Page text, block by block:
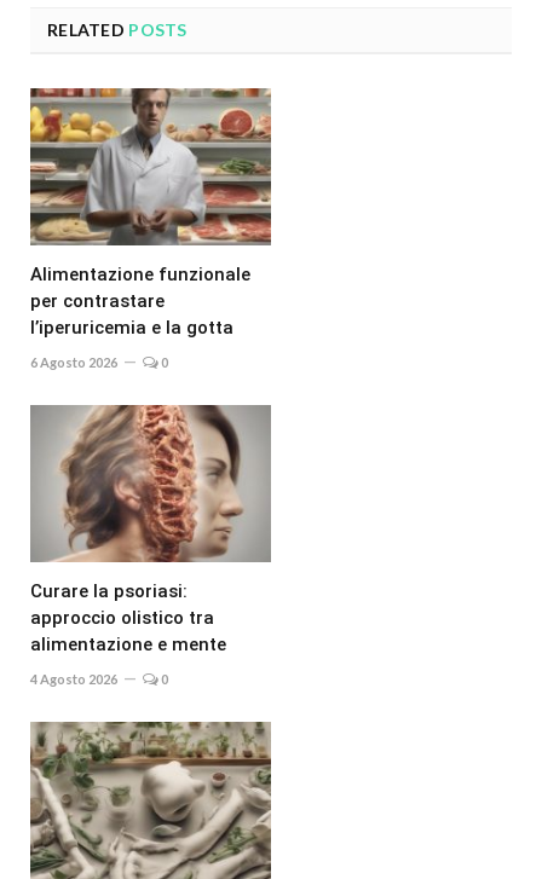
RELATED POSTS
Alimentazione funzionale
per contrastare
l’iperuricemia e la gotta
6 Agosto 2026 0
Curare la psoriasi:
approccio olistico tra
alimentazione e mente
4 Agosto 2026 0